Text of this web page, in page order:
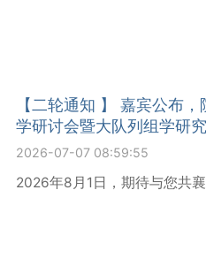
【二轮通知 】 嘉宾公布
学研讨会暨大队列组学研
2026-07-07 08:59:55
2026年8月1日，期待与您共襄